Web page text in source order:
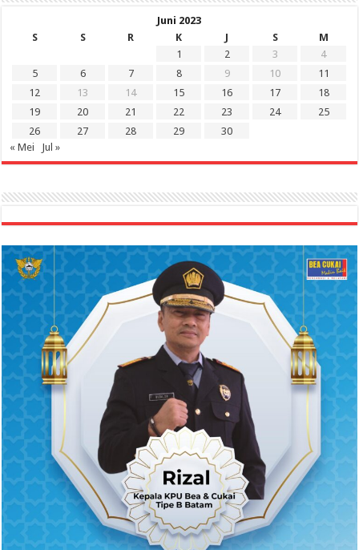
Juni 2023
S
S R K J S
M
1
2 3
4
5
6 7 8 9 10
11
12
13 14 15 16 17
18
19
20 21 22 23 24
25
26
27 28 29
30
« Mei
Jul »